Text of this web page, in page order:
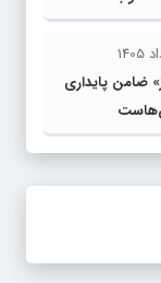
ضامن پایداری